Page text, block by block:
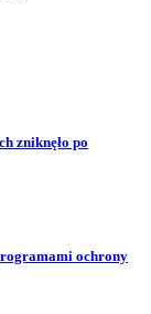
zniknęło po
ochrony